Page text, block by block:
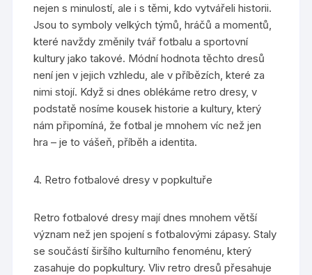
nejen s minulostí, ale i s těmi, kdo vytvářeli historii.
Jsou to symboly velkých týmů, hráčů a momentů,
které navždy změnily tvář fotbalu a sportovní
kultury jako takové. Módní hodnota těchto dresů
není jen v jejich vzhledu, ale v příbězích, které za
nimi stojí. Když si dnes oblékáme retro dresy, v
podstatě nosíme kousek historie a kultury, který
nám připomíná, že fotbal je mnohem víc než jen
hra – je to vášeň, příběh a identita.
4. Retro fotbalové dresy v popkultuře
Retro fotbalové dresy mají dnes mnohem větší
význam než jen spojení s fotbalovými zápasy. Staly
se součástí širšího kulturního fenoménu, který
zasahuje do popkultury. Vliv retro dresů přesahuje